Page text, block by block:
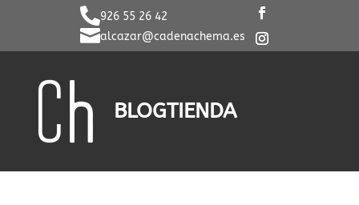
926 55 26 42
alcazar@cadenachema.es
BLOGTIENDA